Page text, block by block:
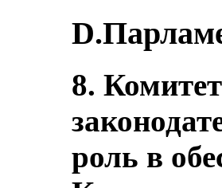
8.
роль в